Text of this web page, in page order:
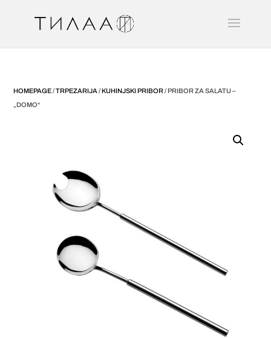
HOMEPAGE/TRPEZARIJA /KUHINJSKI PRIBOR/ PRIBOR ZA SALATU –
„DOMO“